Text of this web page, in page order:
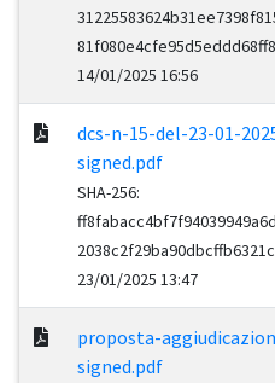
14/01/2025 16:56
dcs-n-15-del-23-01-
signed.pdf
SHA-256:
23/01/2025 13:47
proposta-
signed.pdf